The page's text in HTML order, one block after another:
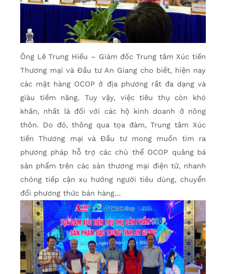
Ông Lê Trung Hiếu – Giám đốc Trung tâm Xúc tiến
Thương mại và Đầu tư An Giang cho biết, hiện nay
các mặt hàng OCOP ở địa phương rất đa dạng và
giàu tiềm năng. Tuy vậy, việc tiêu thụ còn khó
khăn, nhất là đối với các hộ kinh doanh ở nông
thôn. Do đó, thông qua tọa đàm, Trung tâm Xúc
tiến Thương mại và Đầu tư mong muốn tìm ra
phương pháp hỗ trợ các chủ thể OCOP quảng bá
sản phẩm trên các sàn thương mại điện tử, nhanh
chóng tiếp cận xu hướng người tiêu dùng, chuyển
đổi phương thức bán hàng…